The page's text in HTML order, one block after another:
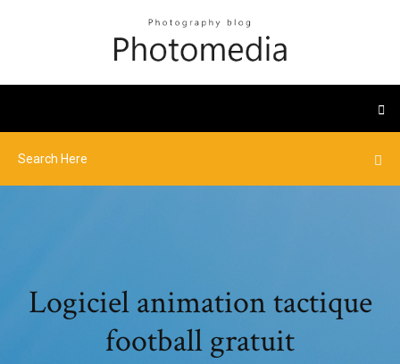
Logiciel animation tactique
football gratuit